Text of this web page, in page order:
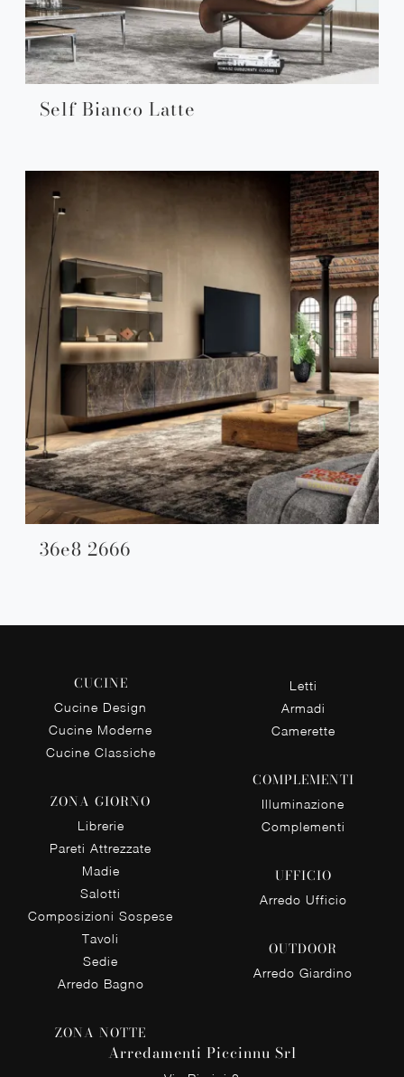
Self Bianco Latte
36e8 2666
CUCINE
Cucine Design
Cucine Moderne
Cucine Classiche
ZONA GIORNO
Librerie
Pareti Attrezzate
Madie
Salotti
Composizioni Sospese
Tavoli
Sedie
Arredo Bagno
ZONA NOTTE
Letti
Armadi
Camerette
COMPLEMENTI
Illuminazione
Complementi
UFFICIO
Arredo Ufficio
OUTDOOR
Arredo Giardino
Arredamenti Piccinnu Srl